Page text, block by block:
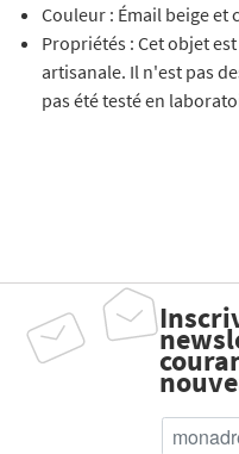
Couleur : Émail beige et
Propriétés : Cet objet
artisanale. Il n'est pas
pas été testé en